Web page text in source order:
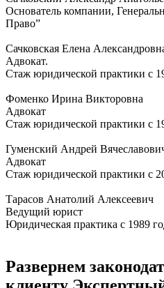
Основатель компании,
Право”
Сачковская Елена
Адвокат.
Стаж юридической практики с
Фоменко Ирина Викторовна
Адвокат
Стаж юридической практики с
Гуменский Андрей
Адвокат
Стаж юридической практики с
Тарасов Анатолий Алексеевич
Ведущий юрист
Юридическая практика с 1989
Развернем